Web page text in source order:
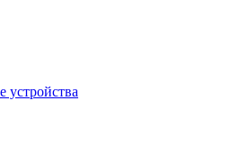
устройства